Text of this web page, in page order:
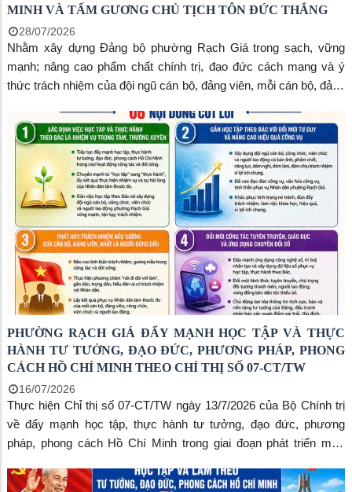
MINH VÀ TẤM GƯƠNG CHỦ TỊCH TÔN ĐỨC THẮNG
28/07/2026
Nhằm xây dựng Đảng bộ phường Rạch Giá trong sạch, vững
mạnh; nâng cao phẩm chất chính trị, đạo đức cách mạng và ý
thức trách nhiệm của đội ngũ cán bộ, đảng viên, mỗi cán bộ, đảng
QĐ/TW ngày 26/7/2026 của Ban Chấp hành Trung ương về 19
điều đảng viên không được làm.
PHƯỜNG RẠCH GIÁ ĐẨY MẠNH HỌC TẬP VÀ THỰC
HÀNH TƯ TƯỞNG, ĐẠO ĐỨC, PHƯƠNG PHÁP, PHONG
CÁCH HỒ CHÍ MINH THEO CHỈ THỊ SỐ 07-CT/TW
16/07/2026
Thực hiện Chỉ thị số 07-CT/TW ngày 13/7/2026 của Bộ Chính trị
về đẩy mạnh học tập, thực hành tư tưởng, đạo đức, phương
pháp, phong cách Hồ Chí Minh trong giai đoạn phát triển mới,
đảng viên, công chức, viên chức, người lao động và các tầng lớp